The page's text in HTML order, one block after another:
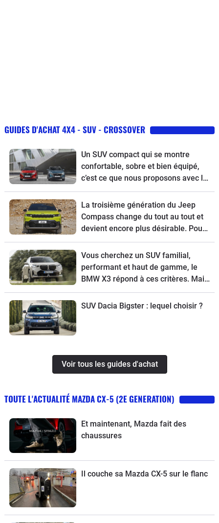
GUIDES D'ACHAT 4X4 - SUV - CROSSOVER
Un SUV compact qui se montre
confortable, sobre et bien équipé,
c’est ce que nous proposons avec le
guide d’achat du Nissan Qashqai
restylé.
La troisième génération du Jeep
Compass change du tout au tout et
devient encore plus désirable. Pour
tout connaître de ce modèle, voici
son guide d’achat.
Vous cherchez un SUV familial,
performant et haut de gamme, le
BMW X3 répond à ces critères. Mais
pour choisir la meilleure version,
suivez le guide.
SUV Dacia Bigster : lequel choisir ?
Voir tous les guides d'achat
TOUTE L'ACTUALITÉ MAZDA CX-5 (2E GENERATION)
Et maintenant, Mazda fait des
chaussures
Il couche sa Mazda CX-5 sur le flanc